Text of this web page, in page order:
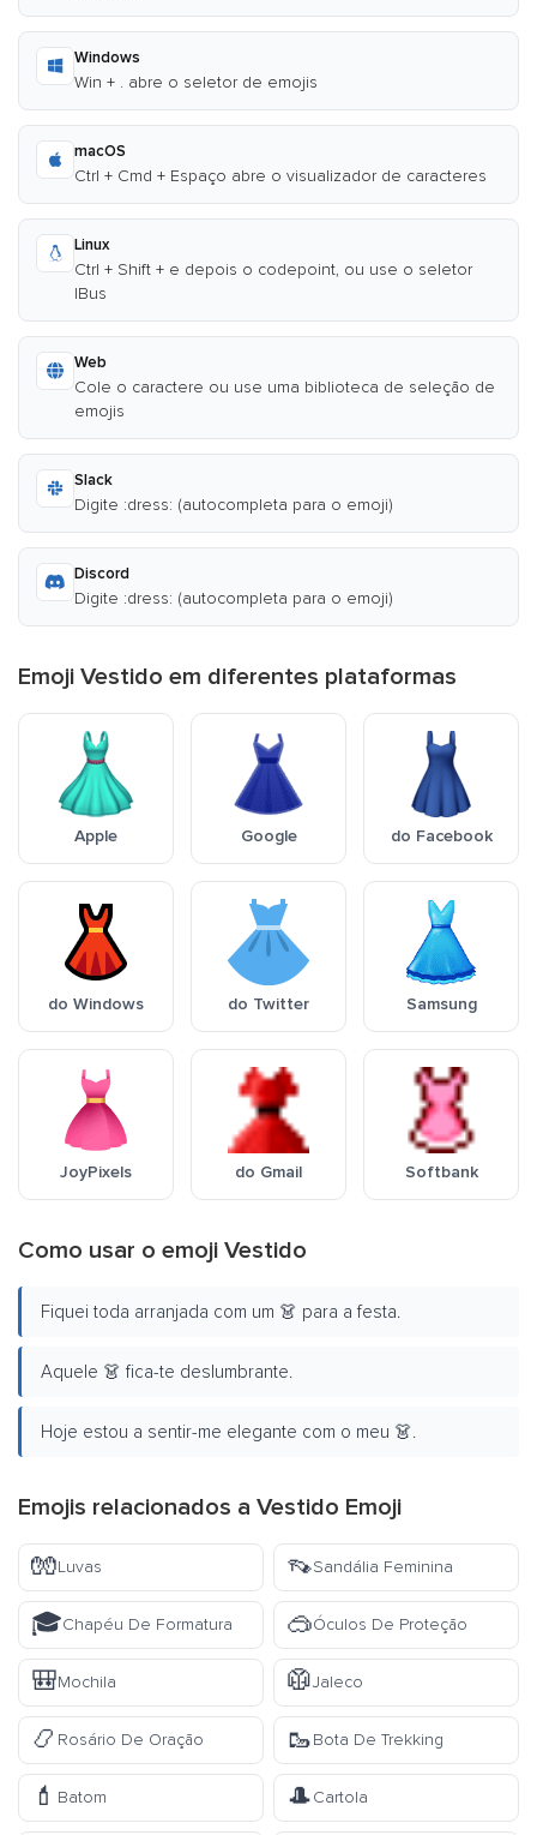
Windows
Win + . abre o seletor de emojis
macOS
Ctrl + Cmd + Espaço abre o visualizador de caracteres
Linux
Ctrl + Shift + e depois o codepoint, ou use o seletor
IBus
Web
Cole o caractere ou use uma biblioteca de seleção de
emojis
Slack
Digite :dress: (autocompleta para o emoji)
Discord
Digite :dress: (autocompleta para o emoji)
Emoji Vestido em diferentes plataformas
Apple Google do Facebook
do Windows do Twitter Samsung
JoyPixels do Gmail Softbank
Como usar o emoji Vestido
Fiquei toda arranjada com um 👗 para a festa.
Aquele 👗 fica-te deslumbrante.
Hoje estou a sentir-me elegante com o meu 👗.
Emojis relacionados a Vestido Emoji
🧤Luvas 👡Sandália Feminina
🎓Chapéu De Formatura 🥽Óculos De Proteção
🎒Mochila 🥼Jaleco
📿 Rosário De Oração 🥾Bota De Trekking
💄 Batom 🎩Cartola